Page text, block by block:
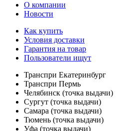
О компании
Новости
Как купить
Условия доставки
Гарантия на товар
Пользователи ищут
Транспри Екатеринбург
Транспри Пермь
Челябинск (точка выдачи)
Сургут (точка выдачи)
Самара (точка выдачи)
Тюмень (точка выдачи)
Уфа (точка выдачи)